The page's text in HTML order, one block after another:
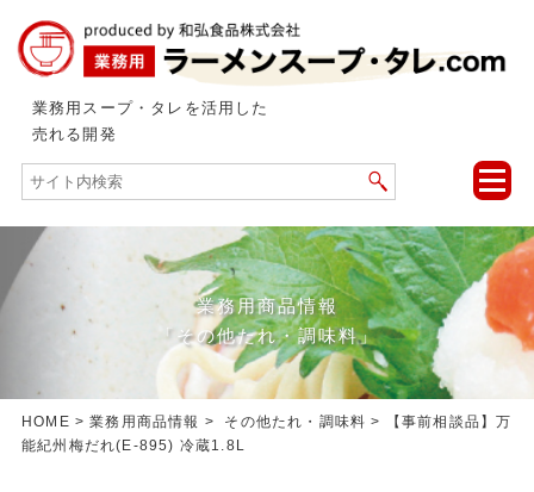
業務用スープ・タレを活用した
売れる開発
toggle
業務用商品情報
「その他たれ・調味料」
HOME >業務用商品情報 > その他たれ・調味料 > 【事前相談品】万
能紀州梅だれ(E-895) 冷蔵1.8L